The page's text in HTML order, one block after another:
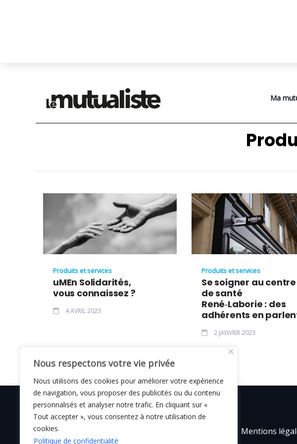
Nous respectons votre vie privée
Nous utilisons des cookies pour améliorer votre expérience
de navigation, vous proposer des publicités ou du contenu
personnalisés et analyser notre trafic. En cliquant sur «
Tout accepter », vous consentez à notre utilisation de
cookies.
Politique de confidentialité
Ma
Produits et services
uMEn Solidarités,
vous connaissez ?
4 AVRIL 2023
Produits et services
Se soigner au centre
de santé
René‑Laborie : des
adhérents en
2 JANVIER 2023
© C i E M Mentions